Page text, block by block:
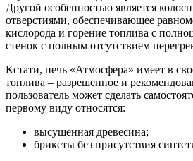
Другой особенностью является
отверстиями, обеспечивающее
кислорода и горение топлива с
стенок с полным отсутствием
Кстати, печь «Атмосфера» имеет в
топлива – разрешенное и
пользователь может сделать
первому виду относятся:
высушенная древесина;
брикеты без присутствия